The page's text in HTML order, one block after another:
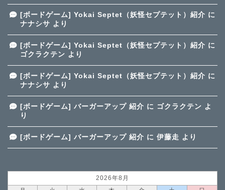
[ボードゲーム] Yokai Septet（妖怪セプテット）紹介 に
ナナシサ より
[ボードゲーム] Yokai Septet（妖怪セプテット）紹介 に
ゴクラクテン より
[ボードゲーム] Yokai Septet（妖怪セプテット）紹介 に
ナナシサ より
[ボードゲーム] バーガーアップ 紹介 に ゴクラクテン よ
り
[ボードゲーム] バーガーアップ 紹介 に 伊藤走 より
2026年8月